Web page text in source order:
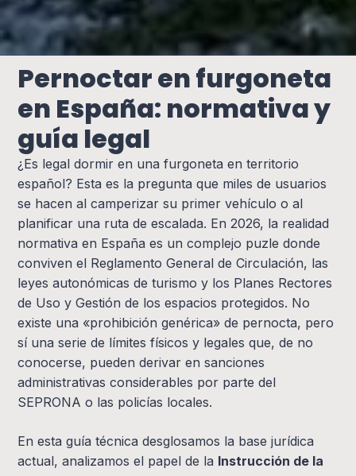
Pernoctar en furgoneta
en España: normativa y
guía legal
¿Es legal dormir en una furgoneta en territorio
español? Esta es la pregunta que miles de usuarios
se hacen al camperizar su primer vehículo o al
planificar una ruta de escalada. En 2026, la realidad
normativa en España es un complejo puzle donde
conviven el Reglamento General de Circulación, las
leyes autonómicas de turismo y los Planes Rectores
de Uso y Gestión de los espacios protegidos. No
existe una «prohibición genérica» de pernocta, pero
sí una serie de límites físicos y legales que, de no
conocerse, pueden derivar en sanciones
administrativas considerables por parte del
SEPRONA o las policías locales.
En esta guía técnica desglosamos la base jurídica
actual, analizamos el papel de la Instrucción de la